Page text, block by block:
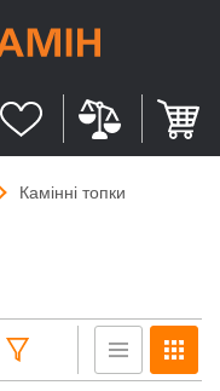
Камінні топки